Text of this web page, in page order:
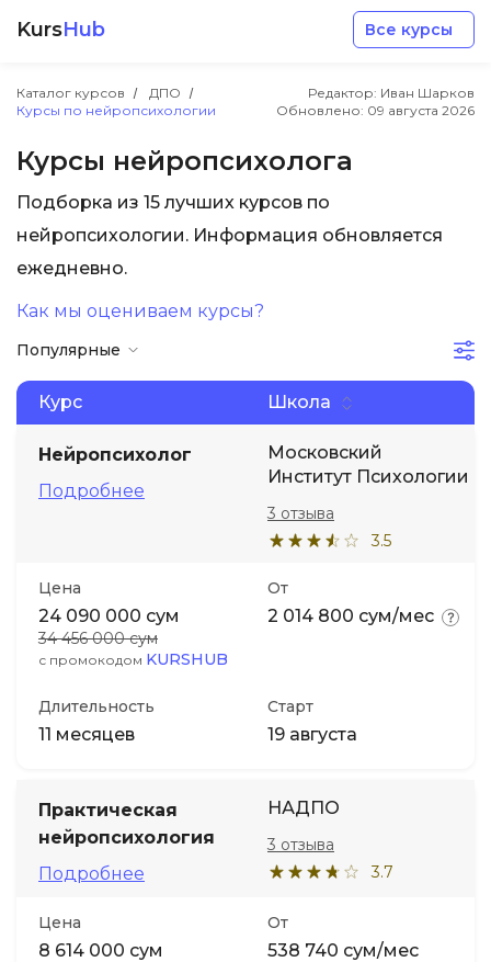
KursHub Все курсы
Каталог курсов
ДПО
Курсы по нейропсихологии
Редактор: Иван Шарков
Обновлено: 09 августа 2026
Курсы нейропсихолога
Подборка из 15 лучших курсов по
нейропсихологии. Информация обновляется
ежедневно.
Как мы оцениваем курсы?
Популярные
Курс Школа
Нейропсихолог
Подробнее
Московский
Институт Психологии
3.5
3 отзыва
Цена
24 090 000 сум
34 456 000 сум
с промокодом KURSHUB
От
2 014 800 сум/мес
Длительность
11 месяцев
Старт
19 августа
Практическая
нейропсихология
Подробнее
НАДПО
3.7
3 отзыва
Цена
8 614 000 сум
От
538 740 сум/мес
Разработка
Дизайн
Аналитика
Менеджмент
Иностранные языки
Soft Skills
ДПО
Детям